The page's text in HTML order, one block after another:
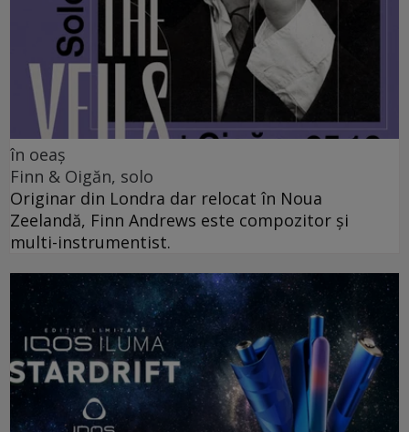
în oeaș
Finn & Oigăn, solo
Originar din Londra dar relocat în Noua
Zeelandă, Finn Andrews este compozitor și
multi-instrumentist.